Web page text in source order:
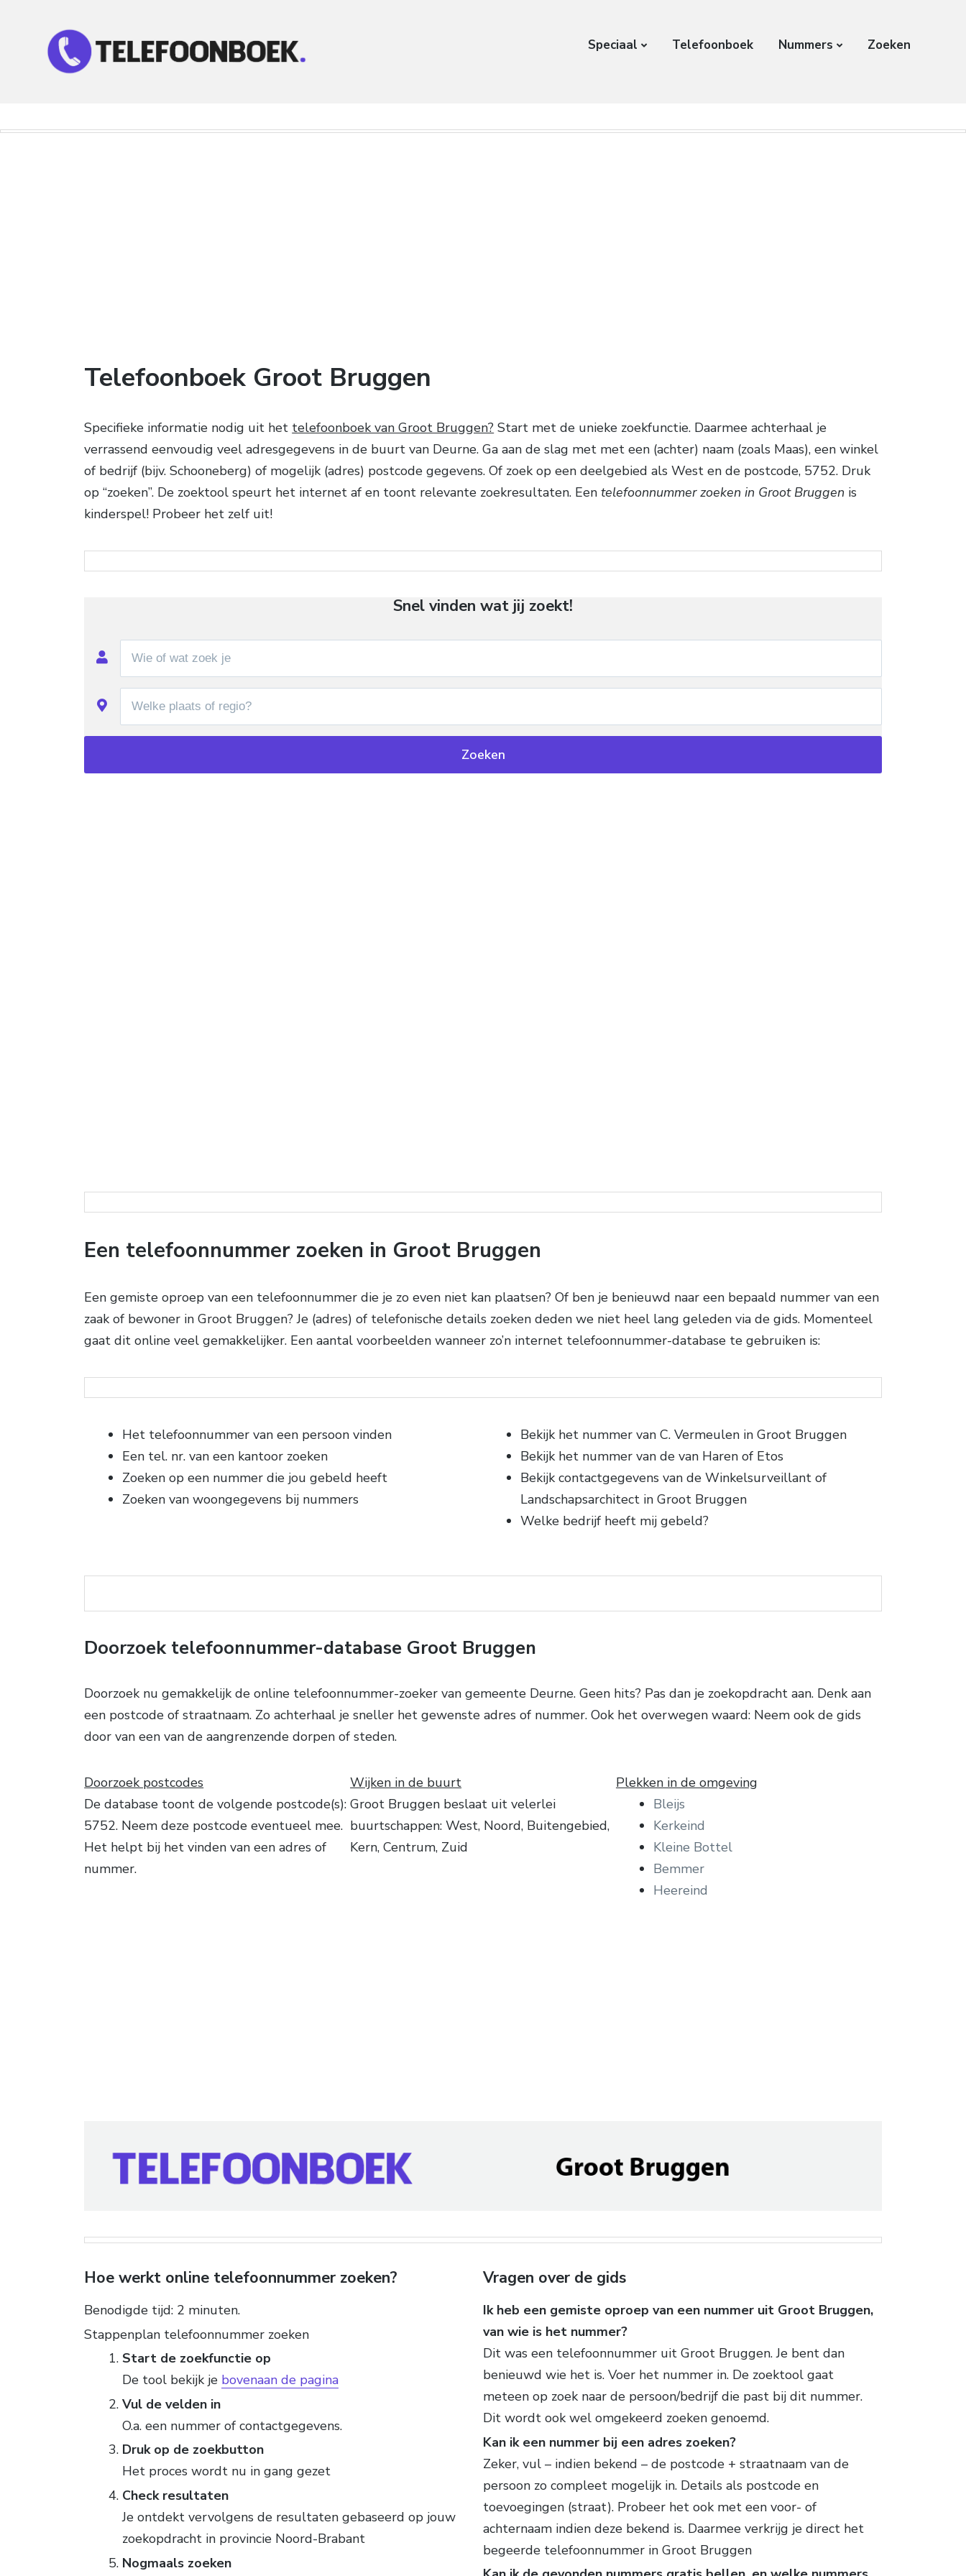
Speciaal Telefoonboek Nummers Zoeken
Telefoonboek Groot Bruggen
Specifieke informatie nodig uit het telefoonboek van Groot Bruggen? Start met de unieke zoekfunctie. Daarmee achterhaal je
verrassend eenvoudig veel adresgegevens in de buurt van Deurne. Ga aan de slag met met een (achter) naam (zoals Maas), een winkel
of bedrijf (bijv. Schooneberg) of mogelijk (adres) postcode gegevens. Of zoek op een deelgebied als West en de postcode, 5752. Druk
op “zoeken”. De zoektool speurt het internet af en toont relevante zoekresultaten. Eentelefoonnummer zoeken in Groot Bruggen is
kinderspel! Probeer het zelf uit!
Snel vinden wat jij zoekt!
Een telefoonnummer zoeken in Groot Bruggen
Een gemiste oproep van een telefoonnummer die je zo even niet kan plaatsen? Of ben je benieuwd naar een bepaald nummer van een
zaak of bewoner in Groot Bruggen? Je (adres) of telefonische details zoeken deden we niet heel lang geleden via de gids. Momenteel
gaat dit online veel gemakkelijker. Een aantal voorbeelden wanneer zo’n internet telefoonnummer-database te gebruiken is:
Het telefoonnummer van een persoon vinden
Een tel. nr. van een kantoor zoeken
Zoeken op een nummer die jou gebeld heeft
Zoeken van woongegevens bij nummers
Bekijk het nummer van C. Vermeulen in Groot Bruggen
Bekijk het nummer van de van Haren of Etos
Bekijk contactgegevens van de Winkelsurveillant of
Landschapsarchitect in Groot Bruggen
Welke bedrijf heeft mij gebeld?
Doorzoek telefoonnummer-database Groot Bruggen
Doorzoek nu gemakkelijk de online telefoonnummer-zoeker van gemeente Deurne. Geen hits? Pas dan je zoekopdracht aan. Denk aan
een postcode of straatnaam. Zo achterhaal je sneller het gewenste adres of nummer. Ook het overwegen waard: Neem ook de gids
door van een van de aangrenzende dorpen of steden.
Doorzoek postcodes
De database toont de volgende postcode(s):
5752. Neem deze postcode eventueel mee.
Het helpt bij het vinden van een adres of
nummer.
Wijken in de buurt
Groot Bruggen beslaat uit velerlei
buurtschappen: West, Noord, Buitengebied,
Kern, Centrum, Zuid
Plekken in de omgeving
Bleijs
Kerkeind
Kleine Bottel
Bemmer
Heereind
Hoe werkt online telefoonnummer zoeken?
Benodigde tijd: 2 minuten.
Stappenplan telefoonnummer zoeken
Start de zoekfunctie op
De tool bekijk je bovenaan de pagina
Vul de velden in
O.a. een nummer of contactgegevens.
Druk op de zoekbutton
Het proces wordt nu in gang gezet
Check resultaten
Je ontdekt vervolgens de resultaten gebaseerd op jouw
zoekopdracht in provincie Noord-Brabant
Nogmaals zoeken
Vragen over de gids
Ik heb een gemiste oproep van een nummer uit Groot Bruggen,
van wie is het nummer?
Dit was een telefoonnummer uit Groot Bruggen. Je bent dan
benieuwd wie het is. Voer het nummer in. De zoektool gaat
meteen op zoek naar de persoon/bedrijf die past bij dit nummer.
Dit wordt ook wel omgekeerd zoeken genoemd.
Kan ik een nummer bij een adres zoeken?
Zeker, vul – indien bekend – de postcode + straatnaam van de
persoon zo compleet mogelijk in. Details als postcode en
toevoegingen (straat). Probeer het ook met een voor- of
achternaam indien deze bekend is. Daarmee verkrijg je direct het
begeerde telefoonnummer in Groot Bruggen